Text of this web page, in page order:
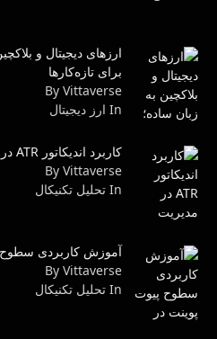
ارزهای دیجیتال و
برای تازه‌کارها
By Vittaverse
In ارز دیجیتال
کاربرد اندیکاتور ATR در مدیریت ریسک
By Vittaverse
In تحليل تكنيكال
آموزش کاربردی سطوح
By Vittaverse
In تحليل تكنيكال